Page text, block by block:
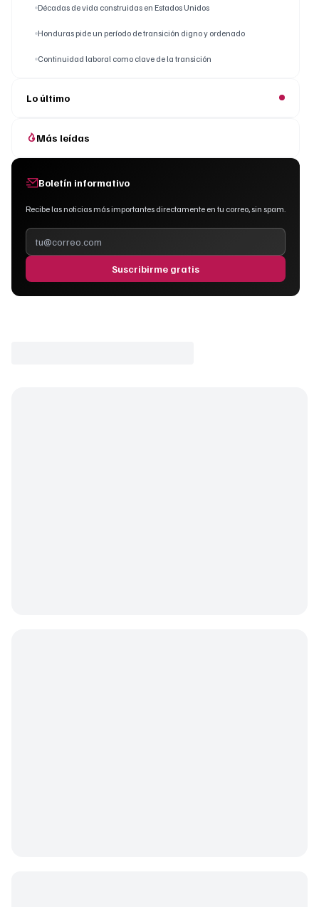
Décadas de vida construidas en Estados Unidos
Honduras pide un período de transición digno y ordenado
Continuidad laboral como clave de la transición
Lo último
Más leídas
Boletín informativo
Recibe las noticias más importantes directamente en tu correo, sin spam.
Suscribirme gratis